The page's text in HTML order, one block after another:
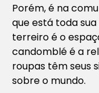
Porém, é na
que está toda
terreiro é o
candomblé é a
roupas têm seus
sobre o mundo.